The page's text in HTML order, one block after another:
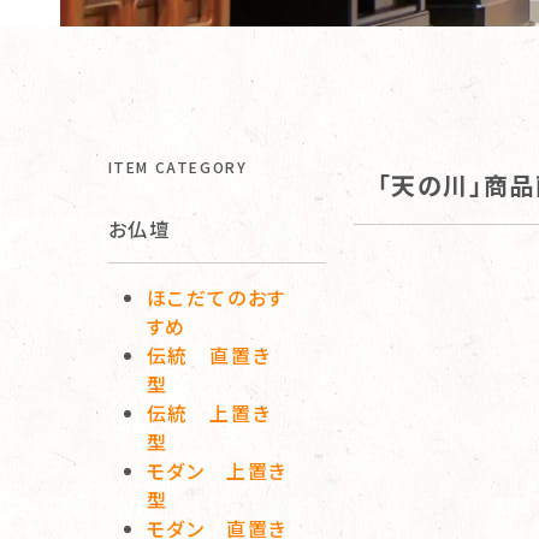
ITEM CATEGORY
お仏壇
ほこだてのおす
すめ
伝統 直置き
型
伝統 上置き
型
モダン 上置き
型
モダン 直置き
「天の川」商